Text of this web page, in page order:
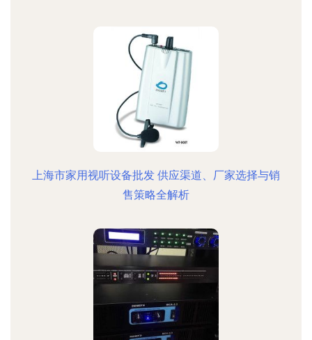
上海市家用视听设备批发 供应渠道、厂家选择与销
售策略全解析